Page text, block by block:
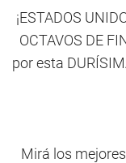
¡ESTADOS
OCTAVOS DE
por esta
Mirá los